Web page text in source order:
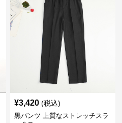
¥3,420 (税込)
黒パンツ 上質なストレッチスラ